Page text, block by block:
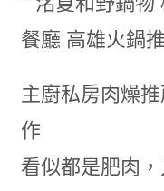
主廚私房肉燥
作
看似都是肥肉